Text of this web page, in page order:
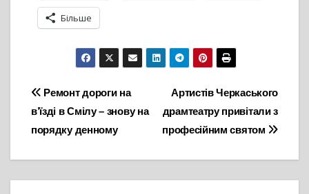
Більше
Навігація
записів
Артистів Черкаського
драмтеатру привітали з
професійним святом
Ремонт дороги на
в’їзді в Смілу – знову на
порядку денному